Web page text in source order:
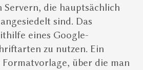
die hauptsächlich
sind. Das
eines Google-
zu nutzen. Ein
über die man